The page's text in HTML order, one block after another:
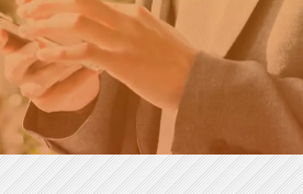
チアキャリアとは
SCROLL